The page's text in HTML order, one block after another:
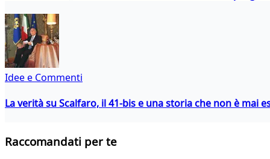
Idee e Commenti
La verità su Scalfaro, il 41-bis e una storia che non è mai
Raccomandati per te